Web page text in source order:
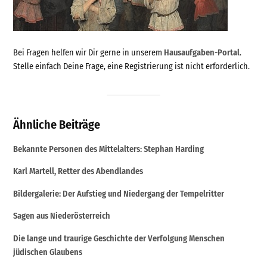
Bei Fragen helfen wir Dir gerne in unserem Hausaufgaben-Portal.
Stelle einfach Deine Frage, eine Registrierung ist nicht erforderlich.
Ähnliche Beiträge
Bekannte Personen des Mittelalters: Stephan Harding
Karl Martell, Retter des Abendlandes
Bildergalerie: Der Aufstieg und Niedergang der Tempelritter
Sagen aus Niederösterreich
Die lange und traurige Geschichte der Verfolgung Menschen
jüdischen Glaubens